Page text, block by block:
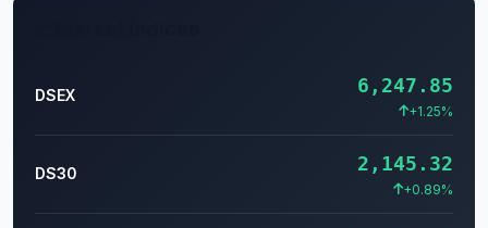
DSEX 6,247.85
+1.25%
DS30 2,145.32
+0.89%